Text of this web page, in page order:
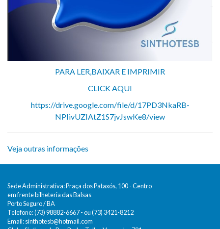
PARA LER,BAIXAR E IMPRIMIR
CLICK AQUI
https://drive.google.com/file/d/17PD3NkaRB-
NPIivUZIAtZ1S7jvJswKe8/view
Veja outras informações
Sede Administrativa: Praça dos Pataxós, 100 - Centro
em frente bilheteria das Balsas
Porto Seguro / BA
Telefone: (73) 98882-6667 - ou (73) 3421-8212
Email:sinthotesb@hotmail.com